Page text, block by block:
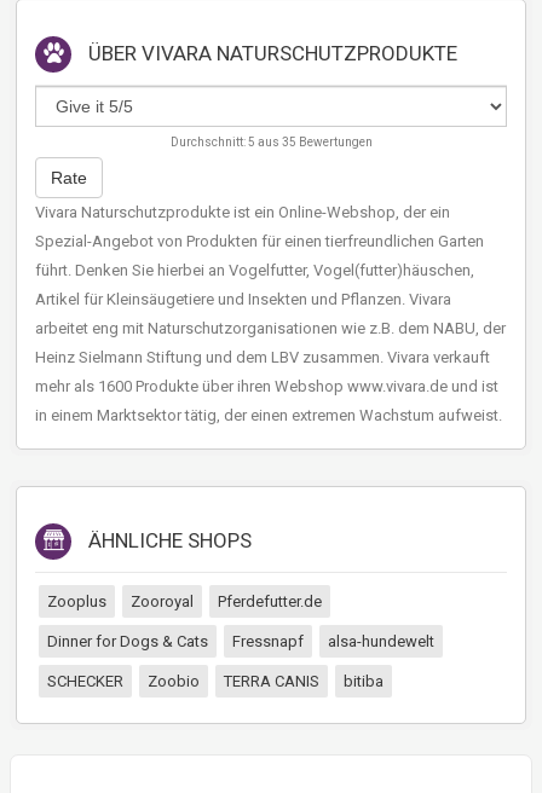
ÜBER VIVARA NATURSCHUTZPRODUKTE
Durchschnitt:5 aus 35 Bewertungen
Rate
Vivara Naturschutzprodukte ist ein Online-Webshop, der ein
Spezial-Angebot von Produkten für einen tierfreundlichen Garten
führt. Denken Sie hierbei an Vogelfutter, Vogel(futter)häuschen,
Artikel für Kleinsäugetiere und Insekten und Pflanzen. Vivara
arbeitet eng mit Naturschutzorganisationen wie z.B. dem NABU, der
Heinz Sielmann Stiftung und dem LBV zusammen. Vivara verkauft
mehr als 1600 Produkte über ihren Webshop www.vivara.de und ist
in einem Marktsektor tätig, der einen extremen Wachstum aufweist.
ÄHNLICHE SHOPS
Zooplus Zooroyal Pferdefutter.de
Dinner for Dogs & Cats Fressnapf alsa-hundewelt
SCHECKER Zoobio TERRA CANIS bitiba